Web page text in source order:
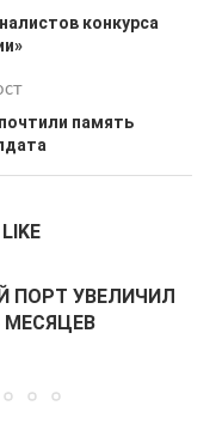
конкурса
память
ПОРТ УВЕЛИЧИЛ
МЕСЯЦЕВ